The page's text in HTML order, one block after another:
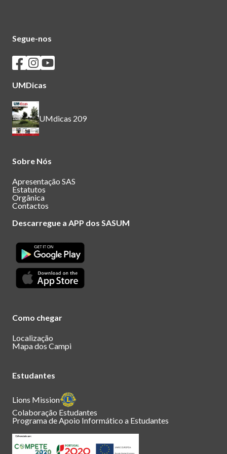
Segue-nos
Seguir os SASUM no Facebook
Seguir os SASUM no Instagram
Seguir os SASUM no Youtube
UMDicas
UMdicas 209
Sobre Nós
Apresentação SAS
Estatutos
Orgânica
Contactos
Descarregue a APP dos SASUM
Como chegar
Localização
Mapa dos Campi
Estudantes
Lions Mission
Colaboração Estudantes
Programa de Apoio Informático a Estudantes